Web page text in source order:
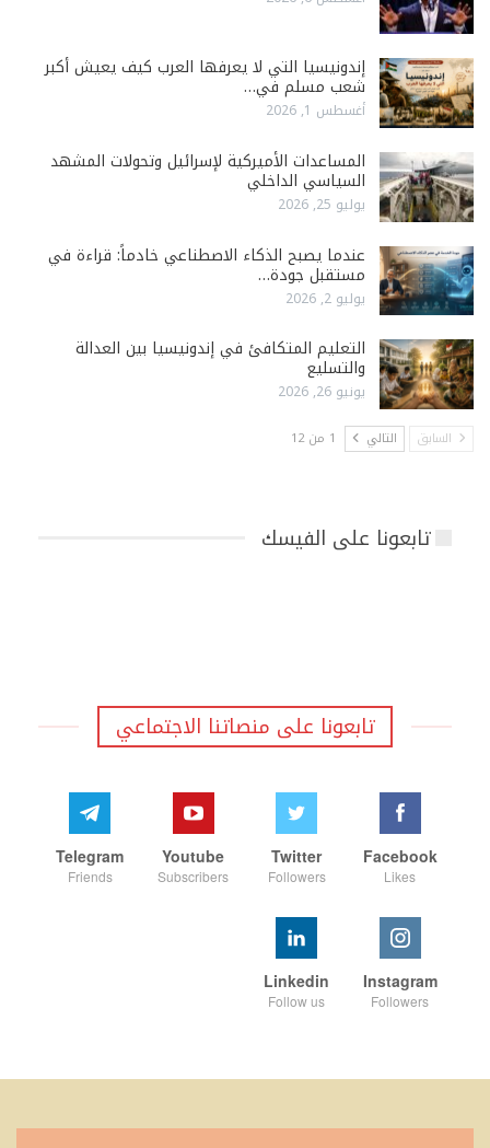
إندونيسيا التي لا يعرفها العرب كيف يعيش أكبر
شعب مسلم في…
أغسطس 1, 2026
المساعدات الأميركية لإسرائيل وتحولات المشهد
السياسي الداخلي
يوليو 25, 2026
عندما يصبح الذكاء الاصطناعي خادماً: قراءة في
مستقبل جودة…
يوليو 2, 2026
التعليم المتكافئ في إندونيسيا بين العدالة
والتسليع
يونيو 26, 2026
السابق التالي 1 من 12
تابعونا على الفيسك
تابعونا على منصاتنا الاجتماعي
Facebook
Likes
Twitter
Followers
Youtube
Subscribers
Telegram
Friends
Instagram
Followers
Linkedin
Follow us